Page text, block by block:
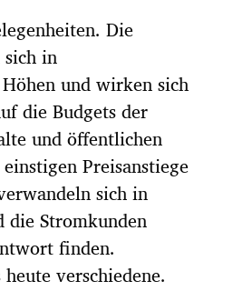
Die
in
und wirken sich
die Budgets der
und öffentlichen
Preisanstiege
sich in
die Stromkunden
finden.
verschiedene.